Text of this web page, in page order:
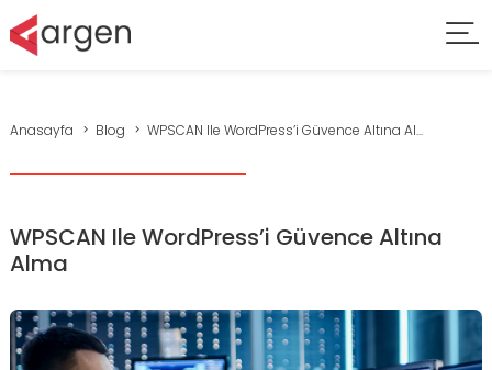
Anasayfa Blog WPSCAN Ile WordPress’i Güvence Altına Al...
WPSCAN Ile WordPress’i Güvence Altına
Alma